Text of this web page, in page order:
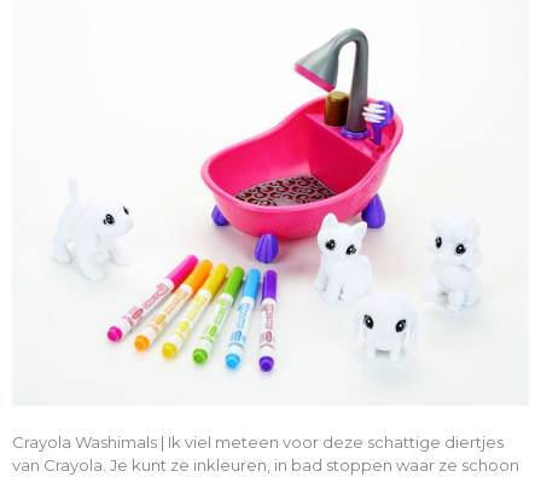
Crayola Washimals | Ik viel meteen voor deze schattige diertjes
van Crayola. Je kunt ze inkleuren, in bad stoppen waar ze schoon